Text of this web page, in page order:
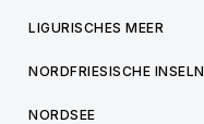
LIGURISCHES MEER
NORDFRIESISCHE INSELN
NORDSEE